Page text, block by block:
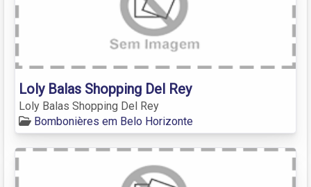
Loly Balas Shopping Del Rey
Loly Balas Shopping Del Rey
Bombonières em Belo Horizonte